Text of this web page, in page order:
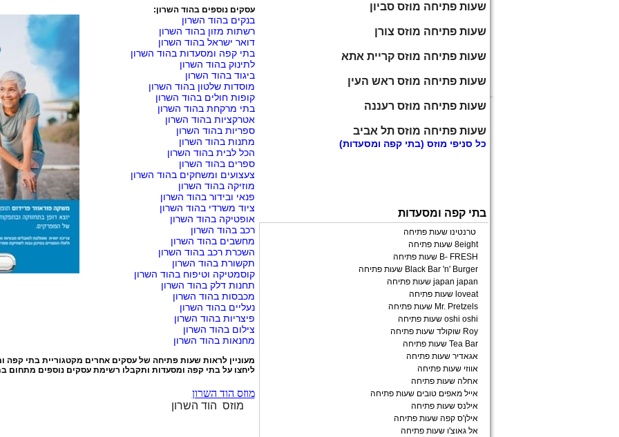
עסקים נוספים בהוד השרון:
בנקים בהוד השרון
רשתות מזון בהוד השרון
דואר ישראל בהוד השרון
בתי קפה ומסעדות בהוד השרון
לתינוק בהוד השרון
ביגוד בהוד השרון
מוסדות שלטון בהוד השרון
קופות חולים בהוד השרון
בתי מרקחת בהוד השרון
אטרקציות בהוד השרון
ספריות בהוד השרון
מתנות בהוד השרון
הכל לבית בהוד השרון
ספרים בהוד השרון
צעצועים ומשחקים בהוד השרון
מוזיקה בהוד השרון
פנאי ובידור בהוד השרון
ציוד משרדי בהוד השרון
אופטיקה בהוד השרון
רכב בהוד השרון
מחשבים בהוד השרון
השכרת רכב בהוד השרון
תקשורת בהוד השרון
קוסמטיקה וטיפוח בהוד השרון
תחנות דלק בהוד השרון
מכבסות בהוד השרון
נעליים בהוד השרון
פיצריות בהוד השרון
צילום בהוד השרון
מחנאות בהוד השרון
מעוניין לראות שעות פתיחה של עסקים אחרים מקטגורייתבתי קפה
ליחצו עלבתי קפה ומסעדות ותקבלו רשימת עסקים נוספים מתחום
מוזס הוד השרון
מוזס הוד השרון
שעות פתיחה מוזס סביון
שעות פתיחה מוזס צורן
שעות פתיחה מוזס קריית אתא
שעות פתיחה מוזס ראש העין
שעות פתיחה מוזס רעננה
שעות פתיחה מוזס תל אביב
כל סניפי מוזס (בתי קפה ומסעדות)
בתי קפה ומסעדות
טרנטינו שעות פתיחה
8eight שעות פתיחה
B- FRESH שעות פתיחה
Black Bar 'n' Burger שעות פתיחה
japan japan שעות פתיחה
loveat שעות פתיחה
Mr. Pretzels שעות פתיחה
oshi oshi שעות פתיחה
Roy שוקולד שעות פתיחה
Tea Bar שעות פתיחה
אגאדיר שעות פתיחה
אווזי שעות פתיחה
אחלה שעות פתיחה
אייל מאפים טובים שעות פתיחה
אילנס שעות פתיחה
אילן'ס קפה שעות פתיחה
אל גאוצ'ו שעות פתיחה